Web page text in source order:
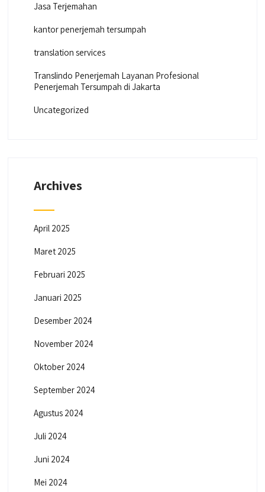
Jasa Terjemahan
kantor penerjemah tersumpah
translation services
Translindo Penerjemah Layanan Profesional
Penerjemah Tersumpah di Jakarta
Uncategorized
Archives
April 2025
Maret 2025
Februari 2025
Januari 2025
Desember 2024
November 2024
Oktober 2024
September 2024
Agustus 2024
Juli 2024
Juni 2024
Mei 2024